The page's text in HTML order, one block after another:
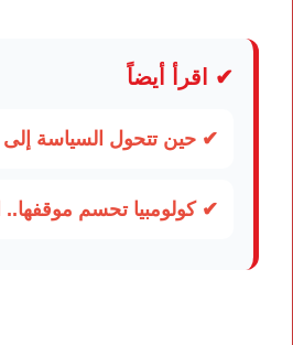
✔ اقرأ أيضاً
✔ حين تتحول السياسة
✔ كولومبيا تحسم